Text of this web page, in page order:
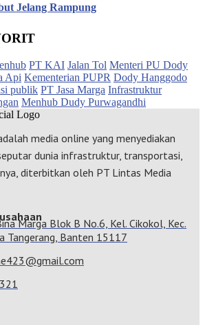
Jelang Rampung
PT KAI Jalan Tol Menteri PU Dody
Api Kementerian PUPR Dody Hanggodo
publik PT Jasa Marga Infrastruktur
Menhub Dudy Purwagandhi
media online yang menyediakan
dunia infrastruktur, transportasi,
diterbitkan oleh PT Lintas Media
Marga Blok B No.6, Kel. Cikokol, Kec.
Tangerang, Banten 15117